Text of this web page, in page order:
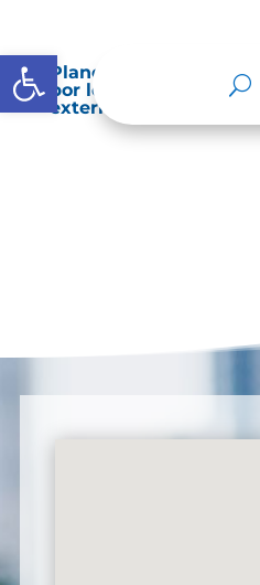
Abrir barra de herramientas
Planes de
por los entes de
externos o internos.